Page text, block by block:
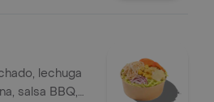
lechuga
salsa BBQ,